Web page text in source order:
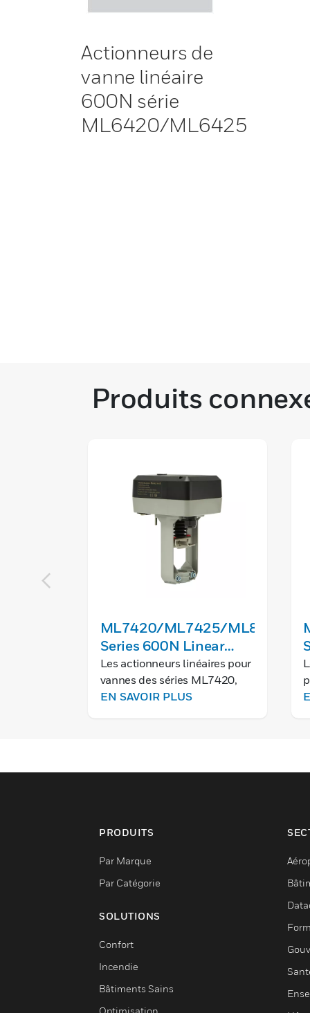
Actionneurs de
vanne linéaire
600N série
ML6420/ML6425
Produits
ML7420/ML7425/ML8824
Series 600N Linear
Valve Actuators
Les actionneurs linéaires pour
vannes des séries ML7420,
ML7425 et ML8824 sont
EN SAVOIR PLUS
PRODUITS
Par Marque
Par Catégorie
SOLUTIONS
Confort
Incendie
Bâtiments Sains
Optimisation